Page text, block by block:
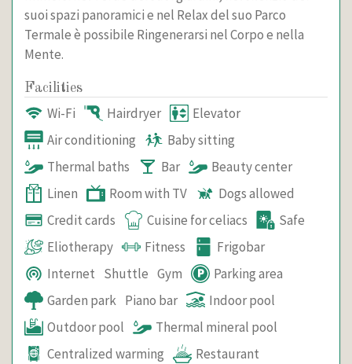
suoi spazi panoramici e nel Relax del suo Parco
Termale è possibile Ringenerarsi nel Corpo e nella
Mente.
Facilities
Wi-Fi Hairdryer
Elevator
Air conditioning
Baby sitting
Thermal baths
Bar
Beauty center
Linen
Room with TV
Dogs allowed
Credit cards
Cuisine for celiacs
Safe
Eliotherapy
Fitness
Frigobar
Internet Shuttle Gym
Parking area
Garden park Piano bar
Indoor pool
Outdoor pool
Thermal mineral pool
Centralized warming
Restaurant